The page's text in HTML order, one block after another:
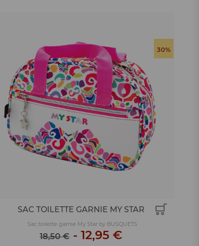
30%
SAC TOILETTE GARNIE MY STAR
Sac toilette garnie My Star by BUSQUETS
18,50 €- 12,95 €